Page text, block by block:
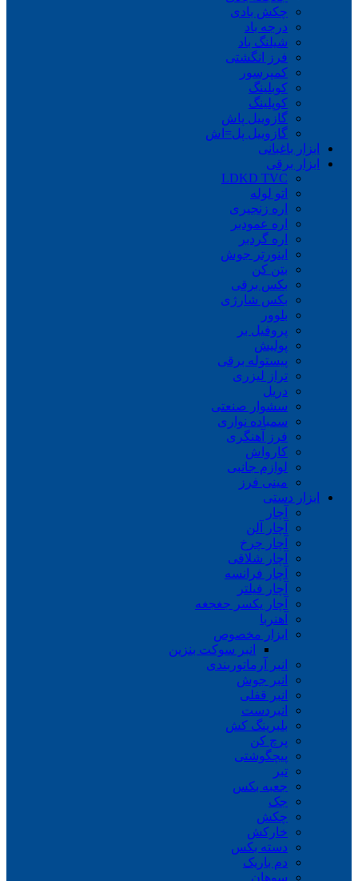
چکش بادی
درجه باد
شیلنگ باد
فرز انگشتی
کمپرسور
کوبلینگ
کوپلینگ
گازوییل پاش
گازوییل پل=اش
ابزار باغبانی
ابزار برقی
LDKD TVC
اتو لوله
اره زنجیری
اره عمودبر
اره گردبر
اینورتر جوش
بتن کن
بکس برقی
بکس شارژی
بلوور
پروفیل بر
پولیش
پیستوله برقی
تراز لیزری
دریل
سشوار صنعتی
سمباده نواری
فرز آهنگری
کارواش
لوازم جانبی
مینی فرز
ابزار دستی
آچار
آچار آلن
آچار چرخ
آچار شلاقی
آچار فرانسه
آچار فیلتر
آچار یکسر جغجغه
آهنربا
ابزار مخصوص
انبر سوکت بنزین
انبر آرماتوربندی
انبر جوش
انبر قفلی
انبردست
بلبرینگ کش
پرچ کن
پیچگوشتی
تبر
جعبه بکس
جک
چکش
خارکش
دسته بکس
دم باریک
سوهان